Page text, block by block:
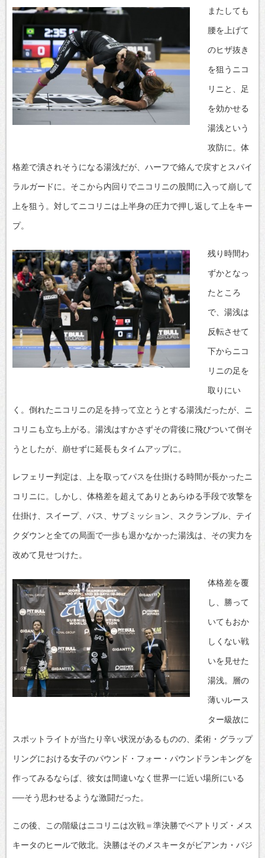
またしても
腰を上げて
のヒザ抜き
を狙うニコ
リニと、足
を効かせる
湯浅という
攻防に。体
格差で潰されそうになる湯浅だが、ハーフで絡んで戻すとスパイ
ラルガードに。そこから内回りでニコリニの股間に入って崩して
上を狙う。対してニコリニは上半身の圧力で押し返して上をキー
プ。
残り時間わ
ずかとなっ
たところ
で、湯浅は
反転させて
下からニコ
リニの足を
取りにい
く。倒れたニコリニの足を持って立とうとする湯浅だったが、ニ
コリニも立ち上がる。湯浅はすかさずその背後に飛びついて倒そ
うとしたが、崩せずに延長もタイムアップに。
レフェリー判定は、上を取ってパスを仕掛ける時間が長かったニ
コリニに。しかし、体格差を超えてありとあらゆる手段で攻撃を
仕掛け、スイープ、パス、サブミッション、スクランブル、テイ
クダウンと全ての局面で一歩も退かなかった湯浅は、その実力を
改めて見せつけた。
体格差を覆
し、勝って
いてもおか
しくない戦
いを見せた
湯浅。層の
薄いルース
ター級故に
スポットライトが当たり辛い状況があるものの、柔術・グラップ
リングにおける女子のパウンド・フォー・パウンドランキングを
作ってみるならば、彼女は間違いなく世界一に近い場所にいる
──そう思わせるような激闘だった。
この後、この階級はニコリニは次戦＝準決勝でベアトリズ・メス
キータのヒールで敗北。決勝はそのメスキータがビアンカ・バジ